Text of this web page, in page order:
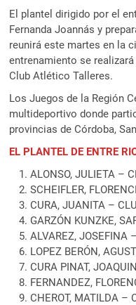
El plantel dirigido por el
Fernanda Joannás y
reunirá este martes en la
entrenamiento se
Club Atlético Talleres.
Los Juegos de la Región
multideportivo donde
provincias de Córdoba,
EL PLANTEL DE ENTRE
ALONSO, JULIETA –
SCHEIFLER,
CURA, JUANITA –
GARZÓN KUNZKE,
ALVAREZ, JOSEFINA
LOPEZ BERÓN,
CURA PINAT,
FERNANDEZ,
CHEROT, MATILDA –